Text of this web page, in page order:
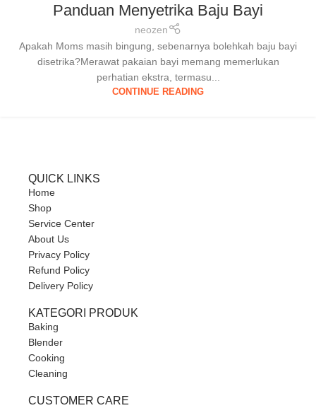
Panduan Menyetrika Baju Bayi
neozen
Apakah Moms masih bingung, sebenarnya bolehkah baju bayi
disetrika?Merawat pakaian bayi memang memerlukan
perhatian ekstra, termasu...
CONTINUE READING
QUICK LINKS
Home
Shop
Service Center
About Us
Privacy Policy
Refund Policy
Delivery Policy
KATEGORI PRODUK
Baking
Blender
Cooking
Cleaning
CUSTOMER CARE